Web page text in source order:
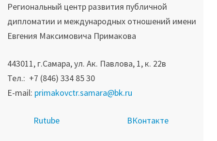
Региональный центр развития публичной
дипломатии и международных отношений имени
Евгения Максимовича Примакова
443011, г.Самара, ул. Ак. Павлова, 1, к. 22в
Тел.: +7 (846) 334 85 30
E-mail: primakovctr.samara@bk.ru
Rutube ВКонтакте